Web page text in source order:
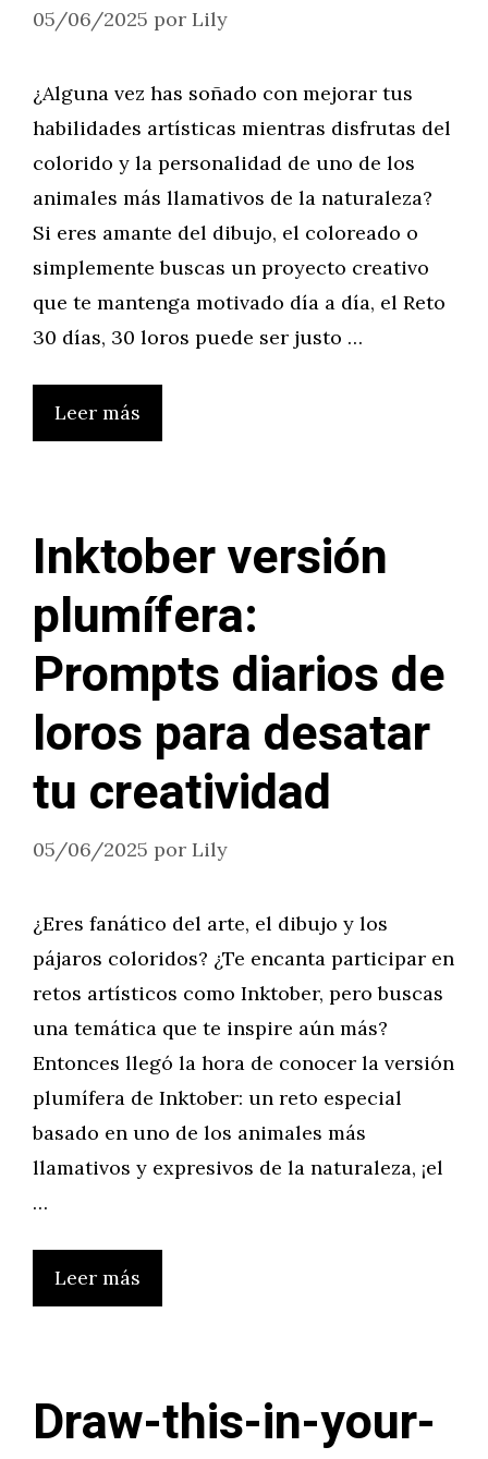
05/06/2025 por Lily
¿Alguna vez has soñado con mejorar tus
habilidades artísticas mientras disfrutas del
colorido y la personalidad de uno de los
animales más llamativos de la naturaleza?
Si eres amante del dibujo, el coloreado o
simplemente buscas un proyecto creativo
que te mantenga motivado día a día, el Reto
30 días, 30 loros puede ser justo …
Leer más
Inktober versión
plumífera:
Prompts diarios de
loros para desatar
tu creatividad
05/06/2025 por Lily
¿Eres fanático del arte, el dibujo y los
pájaros coloridos? ¿Te encanta participar en
retos artísticos como Inktober, pero buscas
una temática que te inspire aún más?
Entonces llegó la hora de conocer la versión
plumífera de Inktober: un reto especial
basado en uno de los animales más
llamativos y expresivos de la naturaleza, ¡el
…
Leer más
Draw-this-in-your-